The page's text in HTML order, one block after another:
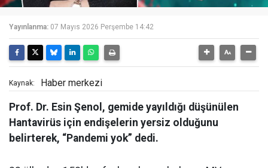
Yayınlanma: 07 Mayıs 2026 Perşembe 14:42
Kaynak: Haber merkezi
Prof. Dr. Esin Şenol, gemide yayıldığı düşünülen
Hantavirüs için endişelerin yersiz olduğunu
belirterek, “Pandemi yok” dedi.